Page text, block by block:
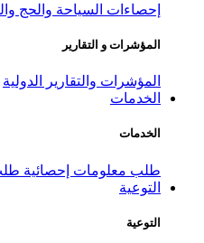
إحصاءات السياحة والحج
المؤشرات و التقارير
المؤشرات والتقارير الدولية
الخدمات
الخدمات
طلب معلومات إحصائية
التوعية
التوعية